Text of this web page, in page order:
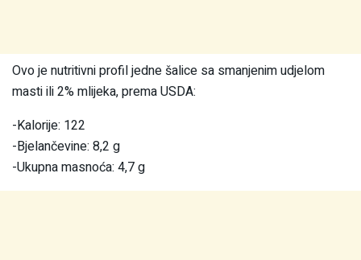
Ovo je nutritivni profil jedne šalice sa smanjenim udjelom
masti ili 2% mlijeka, prema USDA:
-Kalorije: 122
-Bjelančevine: 8,2 g
-Ukupna masnoća: 4,7 g